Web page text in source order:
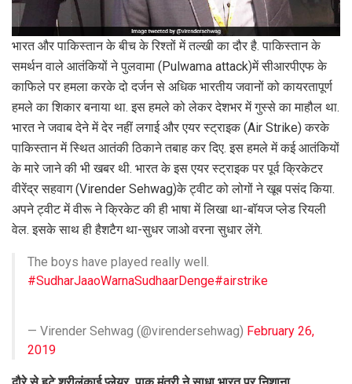
भारत और पाक‍िस्‍तान के बीच के र‍िश्‍तों में तल्‍खी का दौर है. पाक‍िस्‍तान के
समर्थन वाले आतंक‍ियों ने पुलवामा (Pulwama attack)में सीआरपीएफ के
काफ‍िले पर हमला करके दो दर्जन से अध‍िक भारतीय जवानों को कायरतापूर्ण
हमले का श‍िकार बनाया था. इस हमले को लेकर देशभर में गुस्‍से का माहौल था.
भारत ने जवाब देने में देर नहीं लगाई और एयर स्‍ट्राइक (Air Strike) करके
पाक‍िस्‍तान में स्‍थ‍ित आतंकी ठ‍िकाने तबाह कर द‍िए. इस हमले में कई आतंक‍ियों
के मारे जाने की भी खबर थी. भारत के इस एयर स्‍ट्राइक पर पूर्व क्र‍िकेटर
वीरेंद्र सहवाग (Virender Sehwag)के ट्वीट को लोगों ने खूब पसंद क‍िया.
अपने ट्वीट में वीरू ने क्र‍िकेट की ही भाषा में लि‍खा था-बॉयज प्‍लेड र‍ियली
वेल. इसके साथ ही हैशटैग था-सुधर जाओ वरना सुधार लेंगे.
The boys have played really well.
#SudharJaaoWarnaSudhaarDenge#airstrike
— Virender Sehwag (@virendersehwag) February 26,
2019